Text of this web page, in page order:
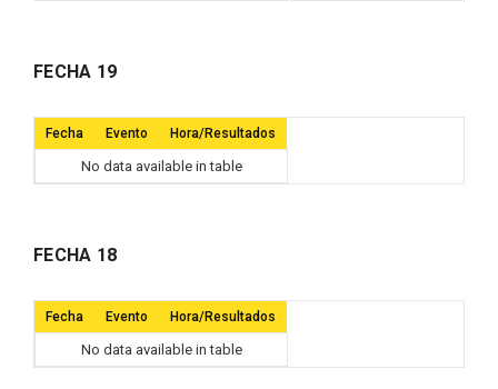
FECHA 19
Fecha Evento Hora/Resultados
No data available in table
FECHA 18
Fecha Evento Hora/Resultados
No data available in table